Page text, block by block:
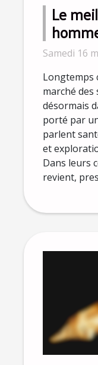
Le
des
Samedi 16
Longtemps
marché des
désormais
porté par
parlent
et
Dans leurs
revient,